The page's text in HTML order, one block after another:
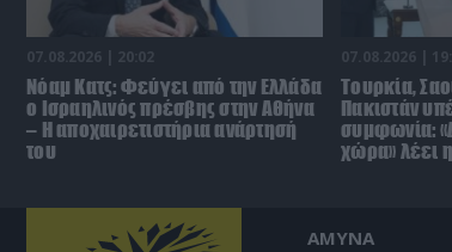
07.08.2026 | 20:02
Νόαμ Κατς: Φεύγει από την Ελλάδα
ο Ισραηλινός πρέσβης στην Αθήνα
– Η αποχαιρετιστήρια ανάρτησή
του
07.08.2026 |
Τουρκία,
Πακιστάν
συμφωνία:
χώρα» λέει
ΑΜΥΝΑ